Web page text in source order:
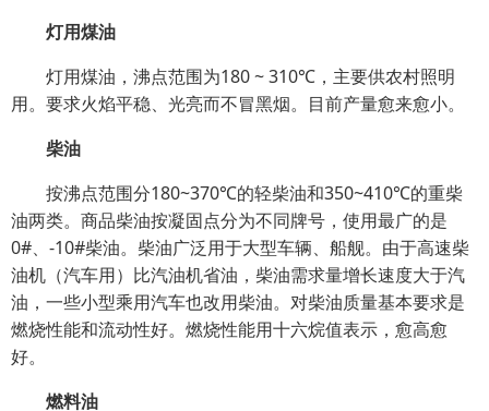
灯用煤油
灯用煤油，沸点范围为180 ~ 310℃，主要供农村照明
用。要求火焰平稳、光亮而不冒黑烟。目前产量愈来愈小。
柴油
按沸点范围分180~370℃的轻柴油和350~410℃的重柴
油两类。商品柴油按凝固点分为不同牌号，使用最广的是
0#、-10#柴油。柴油广泛用于大型车辆、船舰。由于高速柴
油机（汽车用）比汽油机省油，柴油需求量增长速度大于汽
油，一些小型乘用汽车也改用柴油。对柴油质量基本要求是
燃烧性能和流动性好。燃烧性能用十六烷值表示，愈高愈
好。
燃料油